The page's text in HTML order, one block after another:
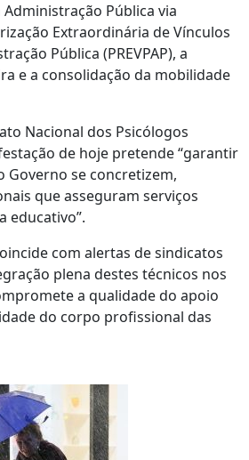
Pública via
Extraordinária de Vínculos
Pública (PREVPAP), a
e a consolidação da mobilidade
Nacional dos Psicólogos
de hoje pretende “garantir
Governo se concretizem,
que asseguram serviços
educativo”.
com alertas de sindicatos
plena destes técnicos nos
a qualidade do apoio
do corpo profissional das